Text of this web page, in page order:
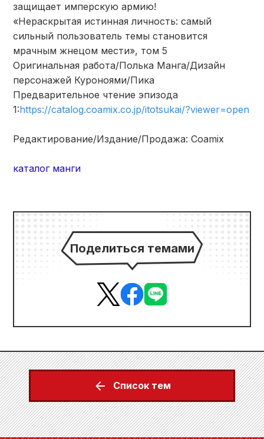
защищает имперскую армию!
«Нераскрытая истинная личность: самый
сильный пользователь темы становится
мрачным жнецом мести», том 5
Оригинальная работа/Полька Манга/Дизайн
персонажей Куроноями/Пика
Предварительное чтение эпизода
1:https://catalog.coamix.co.jp/itotsukai/?viewer=open
Редактирование/Издание/Продажа: Coamix
каталог манги
Поделиться темами
Список тем